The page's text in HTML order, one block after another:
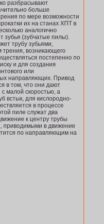
разбрасывают
больше
по мере возможности
их на станах ХПТ в
аналогично
зубья (зубчатые пилы).
трубу зубьями,
трения, возникающего
постепенно по
и для создания
или
напра­вляющих. Привод
в том, что они дают
малой скоростью, а
встык, для кислородно-
в процессе
пиле служат два
к центру трубы
приводимыми в движение
по направ­ляющим на